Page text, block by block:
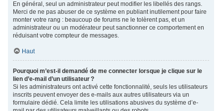
En général, seul un administrateur peut modifier les libellés des rangs.
Merci de ne pas abuser de ce système en publiant inutilement pour faire
monter votre rang : beaucoup de forums ne le tolèrent pas, et un
administrateur ou un modérateur peut sanctionner ce comportement en
réduisant votre compteur de messages.
Haut
Pourquoi m’est-il demandé de me connecter lorsque je clique sur le
lien d’e-mail d’un utilisateur ?
Si les administrateurs ont activé cette fonctionnalité, seuls les utilisateurs
inscrits peuvent envoyer des e-mails aux autres utilisateurs via un
formulaire dédié. Cela limite les utilisations abusives du système d’e-